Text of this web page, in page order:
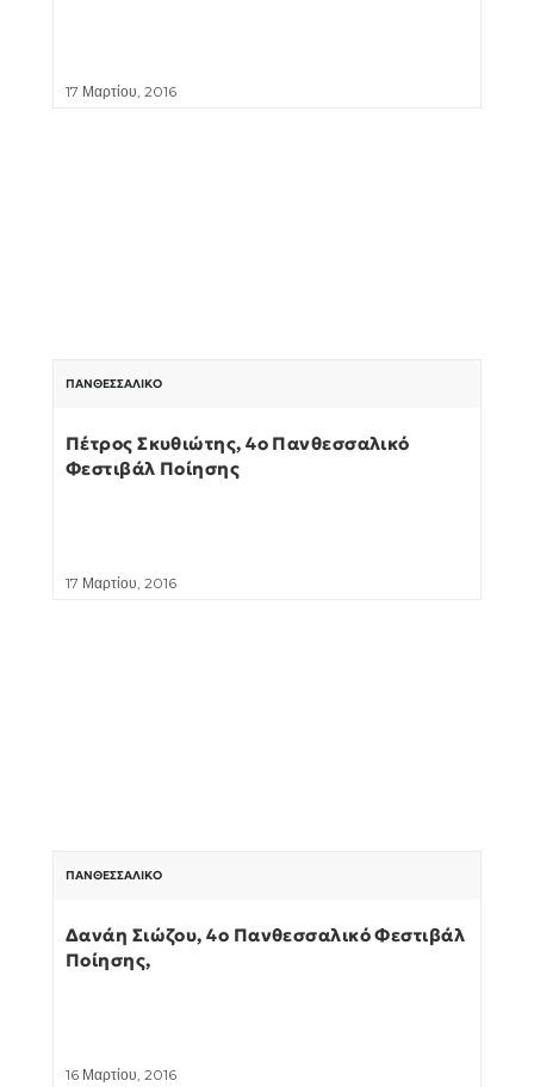
17 Μαρτίου, 2016
ΠΑΝΘΕΣΣΑΛΙΚΌ
Πέτρος Σκυθιώτης, 4o Πανθεσσαλικό
Φεστιβάλ Ποίησης
17 Μαρτίου, 2016
ΠΑΝΘΕΣΣΑΛΙΚΌ
Δανάη Σιώζου, 4o Πανθεσσαλικό Φεστιβάλ
Ποίησης,
16 Μαρτίου, 2016